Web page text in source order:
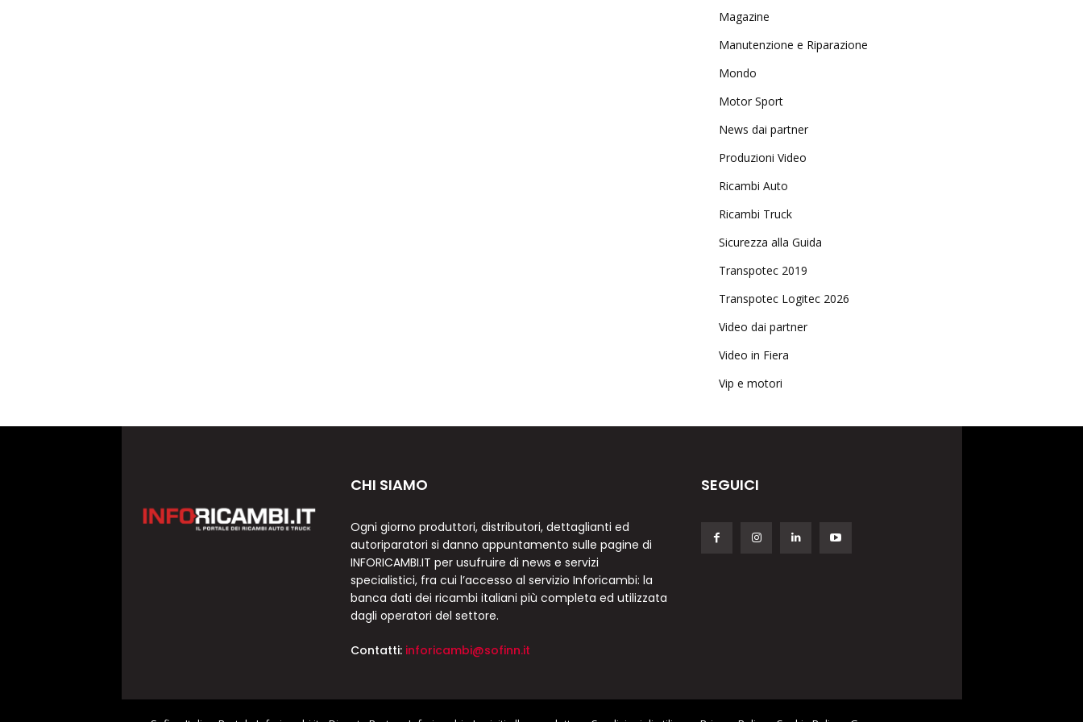
Magazine
Manutenzione e Riparazione
Mondo
Motor Sport
News dai partner
Produzioni Video
Ricambi Auto
Ricambi Truck
Sicurezza alla Guida
Transpotec 2019
Transpotec Logitec 2026
Video dai partner
Video in Fiera
Vip e motori
CHI SIAMO
Ogni giorno produttori, distributori, dettaglianti ed
autoriparatori si danno appuntamento sulle pagine di
INFORICAMBI.IT per usufruire di news e servizi
specialistici, fra cui l’accesso al servizio Inforicambi: la
banca dati dei ricambi italiani più completa ed utilizzata
dagli operatori del settore.
Contatti: inforicambi@sofinn.it
SEGUICI